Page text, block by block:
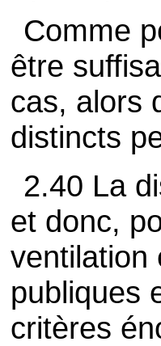
Comme
être
cas, alors
distincts
2.40 La
et donc,
ventilation
publiques
critères